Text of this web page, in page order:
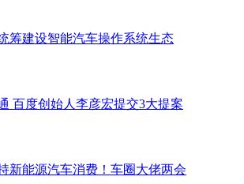
筹建设智能汽车操作系统生态
百度创始人李彦宏提交3大提案
新能源汽车消费！车圈大佬两会